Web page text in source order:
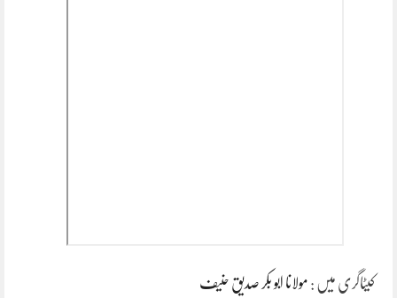
کیٹاگری میں : مولانا ابو بکر صدیق حنیف